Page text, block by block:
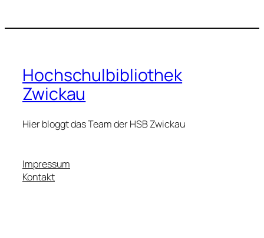
Hochschulbibliothek
Zwickau
Hier bloggt das Team der HSB Zwickau
Impressum
Kontakt